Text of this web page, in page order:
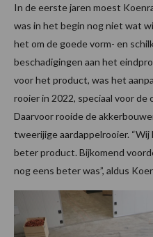
In de eerste jaren moest
was in het begin nog niet wat
het om de goede vorm- en
beschadigingen aan het
voor het product, was het
rooier in 2022, speciaal voor de
Daarvoor rooide de
tweerijige aardappelrooier.
beter product. Bijkomend
nog eens beter was”, aldus